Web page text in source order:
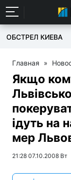
ОБСТРЕЛ КИЕВА
Главная »
Якщо
ідуть на
мер
21:28 07.10.2008 Вт